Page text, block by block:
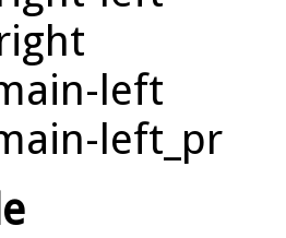
left
left_pr